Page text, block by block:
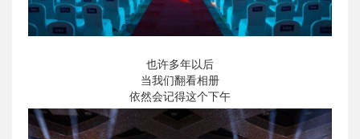
也许多年以后
当我们翻看相册
依然会记得这个下午